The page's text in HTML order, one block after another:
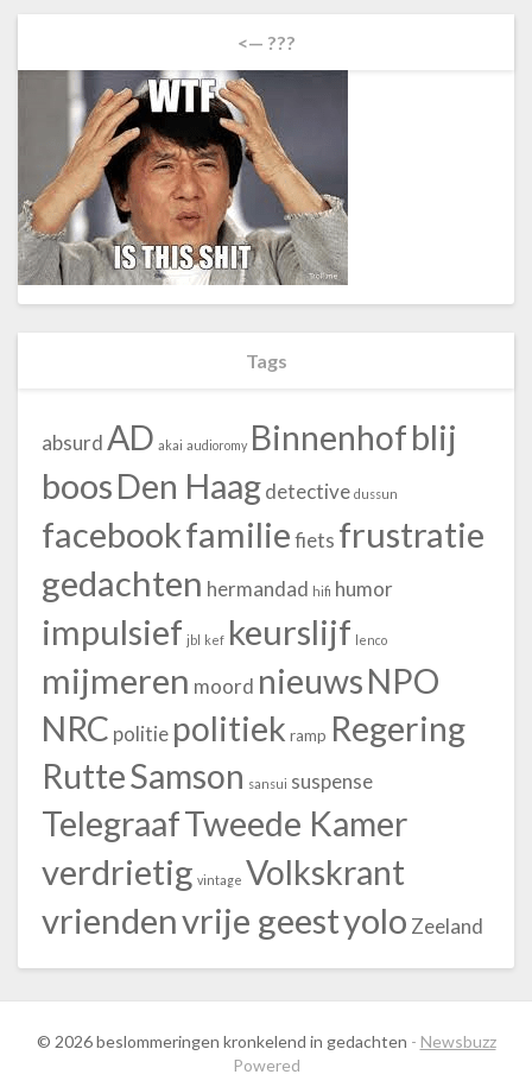
<— ???
Tags
absurdAD akai audioromy Binnenhofblij
boosDen Haagdetective dussun
facebookfamiliefiets frustratie
gedachten hermandad hifi humor
impulsief jbl kef keurslijf lenco
mijmeren moord nieuwsNPO
NRC politie politiek ramp Regering
RutteSamson sansui suspense
TelegraafTweede Kamer
verdrietig vintage Volkskrant
vriendenvrije geestyolo Zeeland
© 2026 beslommeringen kronkelend in gedachten - Newsbuzz
Powered